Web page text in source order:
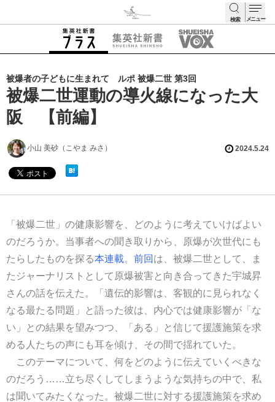
検索 メニュー
被爆者の子どもに生まれて ルポ 被爆二世 第3回
被爆二世運動の導火線になった大
阪 【前編】
小山 美砂（こやま みさ） 2024.5.24
「被爆二世」の健康影響を、どのように考えていけばよい
のだろうか。当事者への聞き取りから、原爆が次世代にも
たらしたものを探る本連載。 前回 は、被爆二世として、ま
たジャーナリストとして原爆被害と向き合ってきた宇城昇
さんの話を伝えた。「遺伝的影響は、客観的に見られなく
なる最たる問題」と語った彼は、内心では健康影響が「な
い」との結果を望みつつ、「ある」と信じて援護施策を求
める人たちの声にも耳を傾け、その間で揺れていた。
このテーマについて、何をどのように伝えていくべきな
のだろう……立ち尽くしてしまうような気持ちの中で、私
は聞いてみたくなった。被爆二世に対する援護施策を求め